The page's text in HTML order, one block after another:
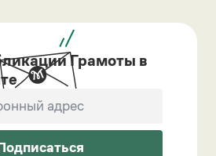
Грамоты в